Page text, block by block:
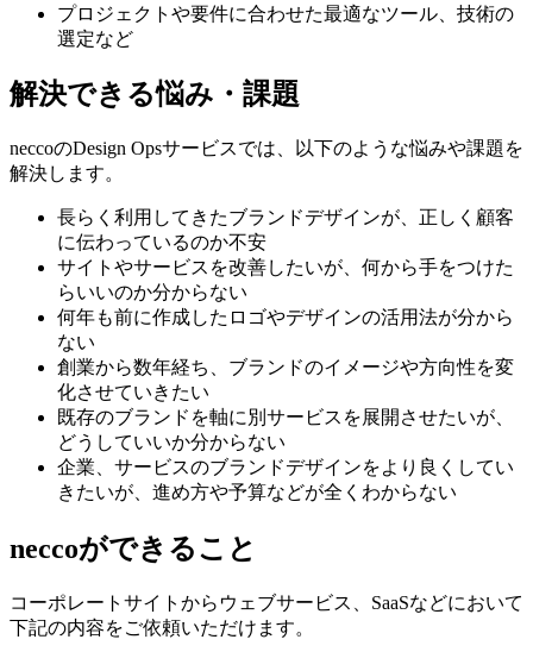
プロジェクトや要件に合わせた最適なツール、技術の
選定など
解決できる悩み・課題
neccoのDesign Opsサービスでは、以下のような悩みや課題を
解決します。
長らく利用してきたブランドデザインが、正しく顧客
に伝わっているのか不安
サイトやサービスを改善したいが、何から手をつけた
らいいのか分からない
何年も前に作成したロゴやデザインの活用法が分から
ない
創業から数年経ち、ブランドのイメージや方向性を変
化させていきたい
既存のブランドを軸に別サービスを展開させたいが、
どうしていいか分からない
企業、サービスのブランドデザインをより良くしてい
きたいが、進め方や予算などが全くわからない
neccoができること
コーポレートサイトからウェブサービス、SaaSなどにおいて
下記の内容をご依頼いただけます。